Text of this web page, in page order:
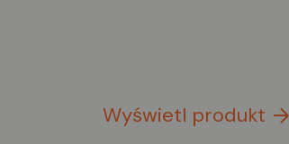
Wyświetl produkt